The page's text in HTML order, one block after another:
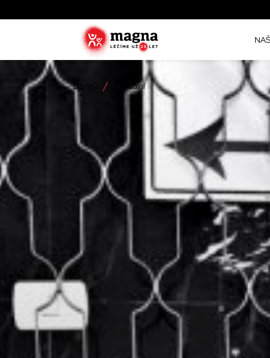
Domů Aktuální